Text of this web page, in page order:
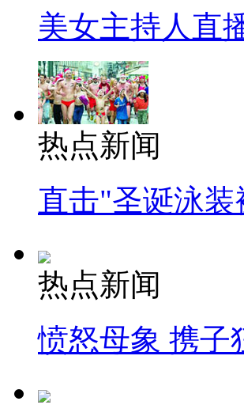
美女主持人直
热点新闻
直击"圣诞泳装
热点新闻
愤怒母象 携子